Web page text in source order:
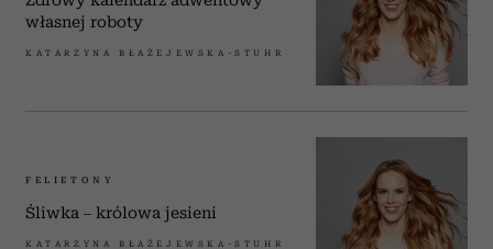
własnej roboty
KATARZYNA BŁAŻEJEWSKA-STUHR
FELIETONY
Śliwka – królowa jesieni
KATARZYNA BŁAŻEJEWSKA-STUHR